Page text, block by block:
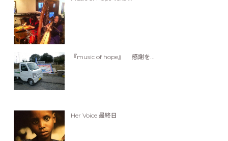
『music of hope』 感謝を...
Her Voice 最終日